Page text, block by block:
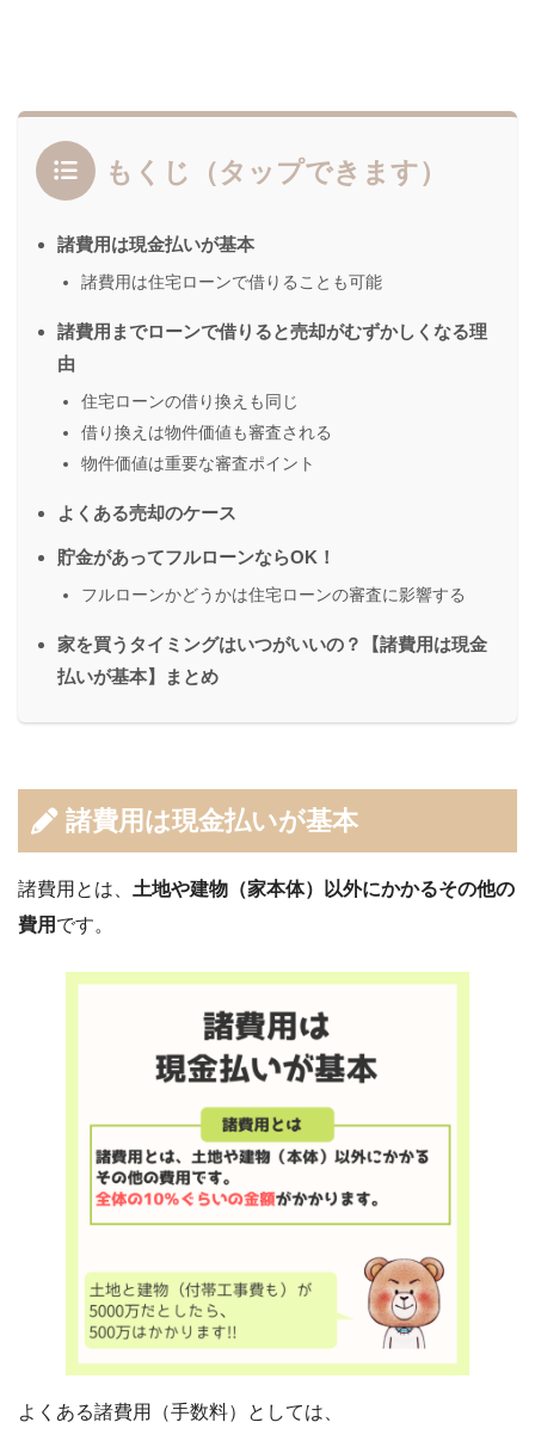
もくじ（タップできます）
諸費用は現金払いが基本
諸費用は住宅ローンで借りることも可能
諸費用までローンで借りると売却がむずかしくなる理
由
住宅ローンの借り換えも同じ
借り換えは物件価値も審査される
物件価値は重要な審査ポイント
よくある売却のケース
貯金があってフルローンならOK！
フルローンかどうかは住宅ローンの審査に影響する
家を買うタイミングはいつがいいの？【諸費用は現金
払いが基本】まとめ
諸費用は現金払いが基本
諸費用とは、 土地や建物（家本体）以外にかかるその他の
費用 です。
よくある諸費用（手数料）としては、